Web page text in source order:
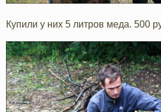
Купили у них 5 литров меда. 500